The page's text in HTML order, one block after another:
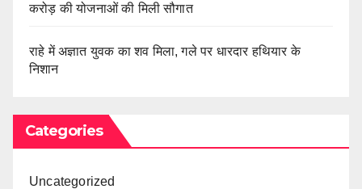
करोड़ की योजनाओं की मिली सौगात
राहे में अज्ञात युवक का शव मिला, गले पर धारदार हथियार के
निशान
Categories
Uncategorized